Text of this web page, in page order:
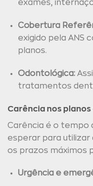
exames,
Cobertura
exigido pela ANS
planos.
Odontológica:
tratamentos
Carência nos
Carência é o tempo
esperar para utilizar
os prazos máximos
Urgência e